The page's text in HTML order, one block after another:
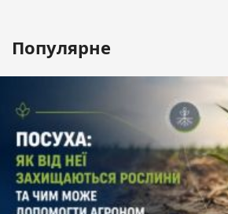
Популярне